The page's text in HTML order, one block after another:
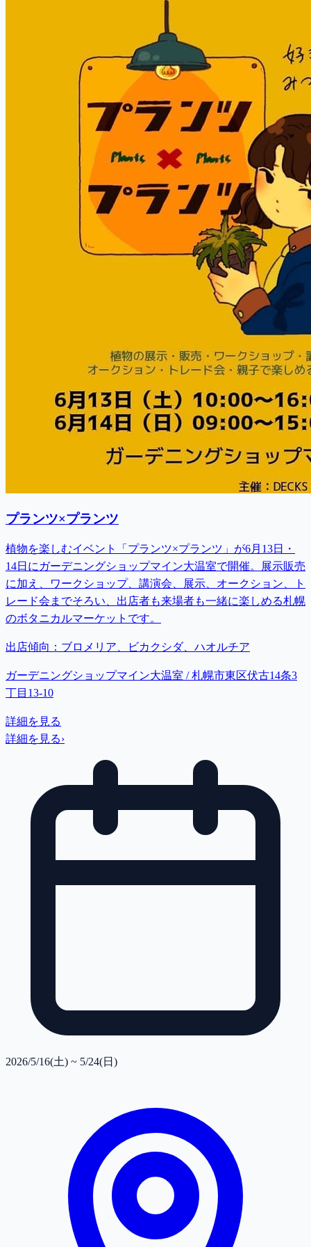
プランツ×プランツ
植物を楽しむイベント「プランツ×プランツ」が6月13日・
14日にガーデニングショップマイン大温室で開催。展示販売
に加え、ワークショップ、講演会、展示、オークション、ト
レード会までそろい、出店者も来場者も一緒に楽しめる札幌
のボタニカルマーケットです。
出店傾向： ブロメリア、ビカクシダ、ハオルチア
ガーデニングショップマイン大温室 / 札幌市東区伏古14条3
丁目13-10
詳細を見る
詳細を見る›
2026/5/16(土) ~ 5/24(日)